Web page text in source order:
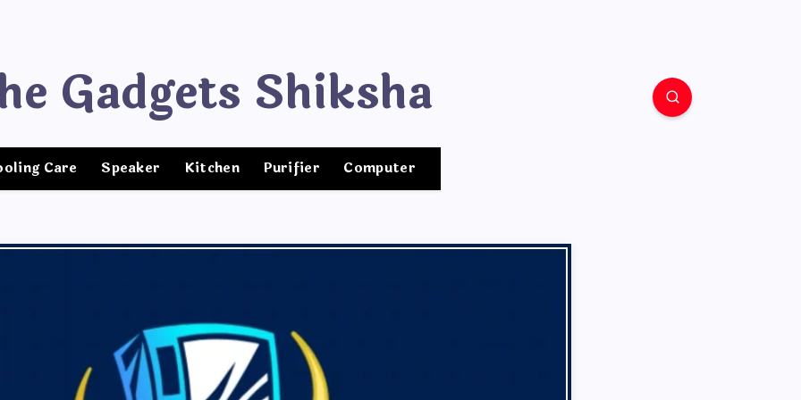
Gadgets Shiksha
Care Speaker Kitchen Purifier Computer